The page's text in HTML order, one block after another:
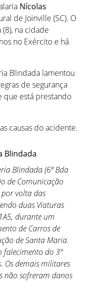
Nícolas
de Joinville (SC). O
na cidade
no Exército e há
Blindada lamentou
de segurança
que está prestando
causas do acidente.
Blindada
Blindada (6ª Bda
de Comunicação
volta das
duas Viaturas
durante um
de Carros de
de Santa Maria.
falecimento do 3º
Os demais militares
não sofreram danos